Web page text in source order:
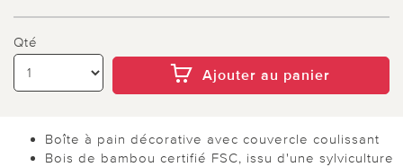
Qté
Ajouter au panier
Boîte à pain décorative avec couvercle coulissant
Bois de bambou certifié FSC, issu d'une sylviculture